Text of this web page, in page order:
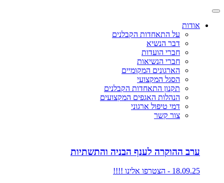
אודות
על התאחדות הקבלנים
דבר הנשיא
חברי הועדות
חברי הנשיאות
הארגונים המקומיים
הסגל המקצועי
תקנון התאחדות הקבלנים
הנהלות האגפים המקצועים
דמי טיפול ארגוני
צור קשר
ערב ההוקרה לענף הבניה והתשתיות
18.09.25 - הצטרפו אלינו !!!!